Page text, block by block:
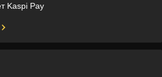
Kaspi Pay